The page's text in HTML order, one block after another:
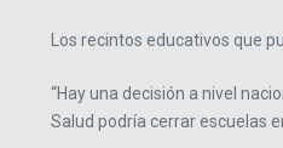
Los recintos educativos que
“Hay una decisión a nivel
Salud podría cerrar escuelas